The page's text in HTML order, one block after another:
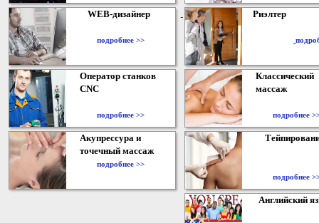
WEB-дизайнер
подробнее >>
Риэлтер
Оператор станков
CNC
подробнее >>
Классический
массаж
подробнее
Акупрессура и
точечный массаж
подробнее >>
подробнее
Английский